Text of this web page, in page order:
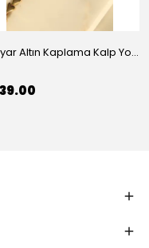
14 Ayar Altın Kaplama Kalp Yolu Bileklik